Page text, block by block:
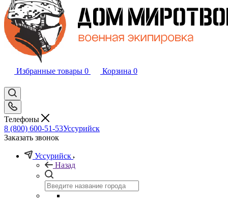
Избранные товары 0 Корзина 0
Телефоны
8 (800) 600-51-53Уссурийск
Заказать звонок
Уссурийск
Назад